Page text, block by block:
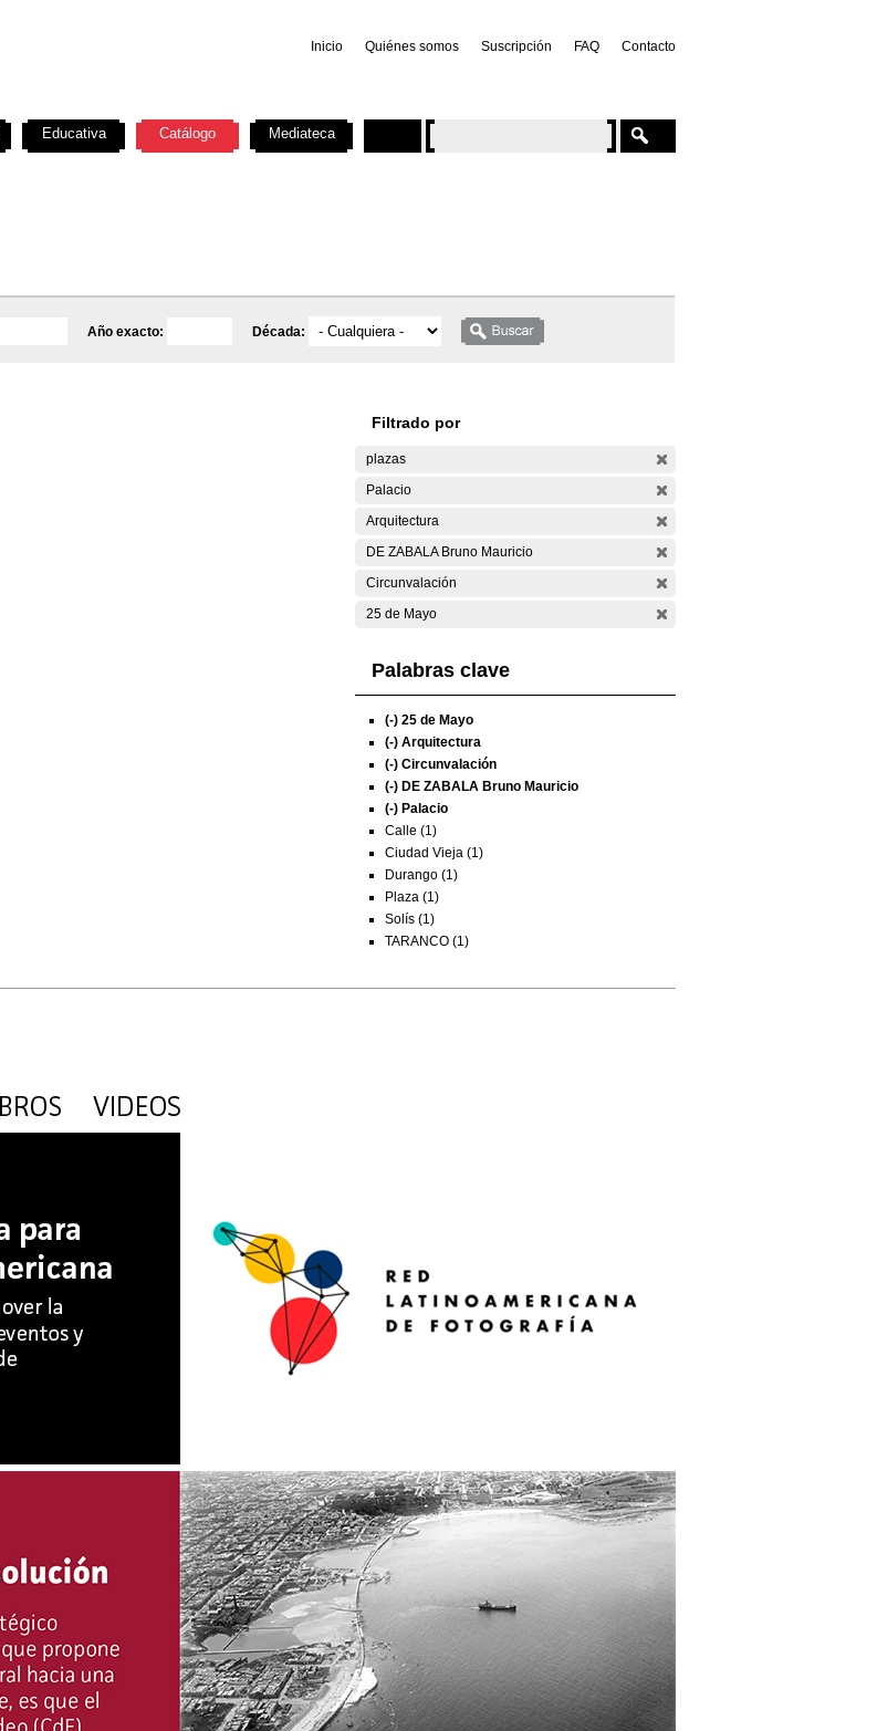
Inicio Quiénes somos Suscripción FAQ Contacto
Año exacto: Década:
Filtrado por
plazas
Palacio
Arquitectura
DE ZABALA Bruno Mauricio
Circunvalación
25 de Mayo
Palabras clave
(-) 25 de Mayo
(-) Arquitectura
(-) Circunvalación
(-) DE ZABALA Bruno Mauricio
(-) Palacio
Calle (1)
Ciudad Vieja (1)
Durango (1)
Plaza (1)
Solís (1)
TARANCO (1)
Educativa Catálogo Mediateca